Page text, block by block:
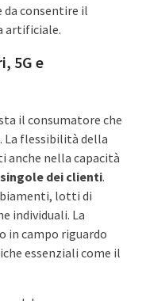
da consentire il
artificiale.
5G e
il consumatore che
La flessibilità della
anche nella capacità
dei clienti.
lotti di
individuali. La
in campo riguardo
essenziali come il